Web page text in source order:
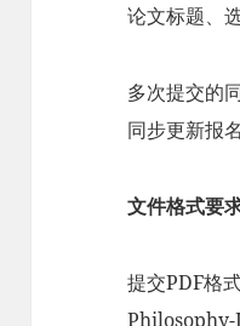
论文标题、
多次提交的
同步更新报
文件格式要
提交PDF格
Philosophy-